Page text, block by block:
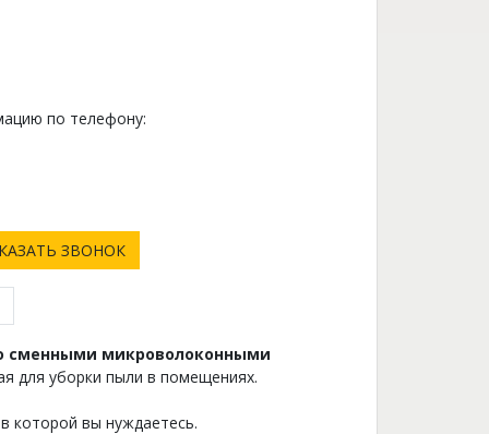
по телефону:
ЗВОНОК
сменными микроволоконными
для уборки пыли в помещениях.
которой вы нуждаетесь.